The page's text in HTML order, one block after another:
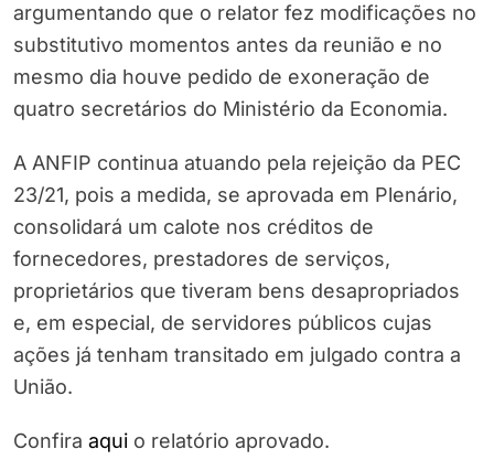
argumentando que o relator fez modificações no
substitutivo momentos antes da reunião e no
mesmo dia houve pedido de exoneração de
quatro secretários do Ministério da Economia.
A ANFIP continua atuando pela rejeição da PEC
23/21, pois a medida, se aprovada em Plenário,
consolidará um calote nos créditos de
fornecedores, prestadores de serviços,
proprietários que tiveram bens desapropriados
e, em especial, de servidores públicos cujas
ações já tenham transitado em julgado contra a
União.
Confira aqui o relatório aprovado.